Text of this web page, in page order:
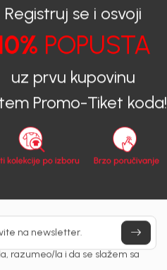
Registruj se i osvoji
10% POPUSTA
uz prvu kupovinu
Promo-Tiket koda!
na newsletter.
razumeo/la i da se slažem sa